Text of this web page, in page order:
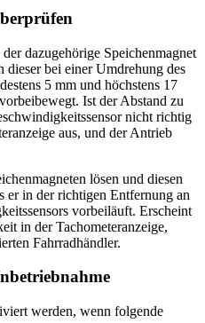
dazugehörige Speichenmagnet
dieser bei einer Umdrehung des
5 mm und höchstens 17
Ist der Abstand zu
nicht richtig
aus, und der Antrieb
lösen und diesen
er in der richtigen Entfernung an
vorbeiläuft. Erscheint
in der Tachometeranzeige,
Fahrradhändler.
werden, wenn folgende